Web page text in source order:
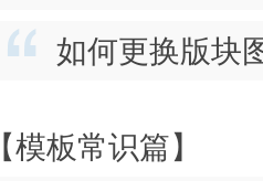
如何更换版块
【模板常识篇】